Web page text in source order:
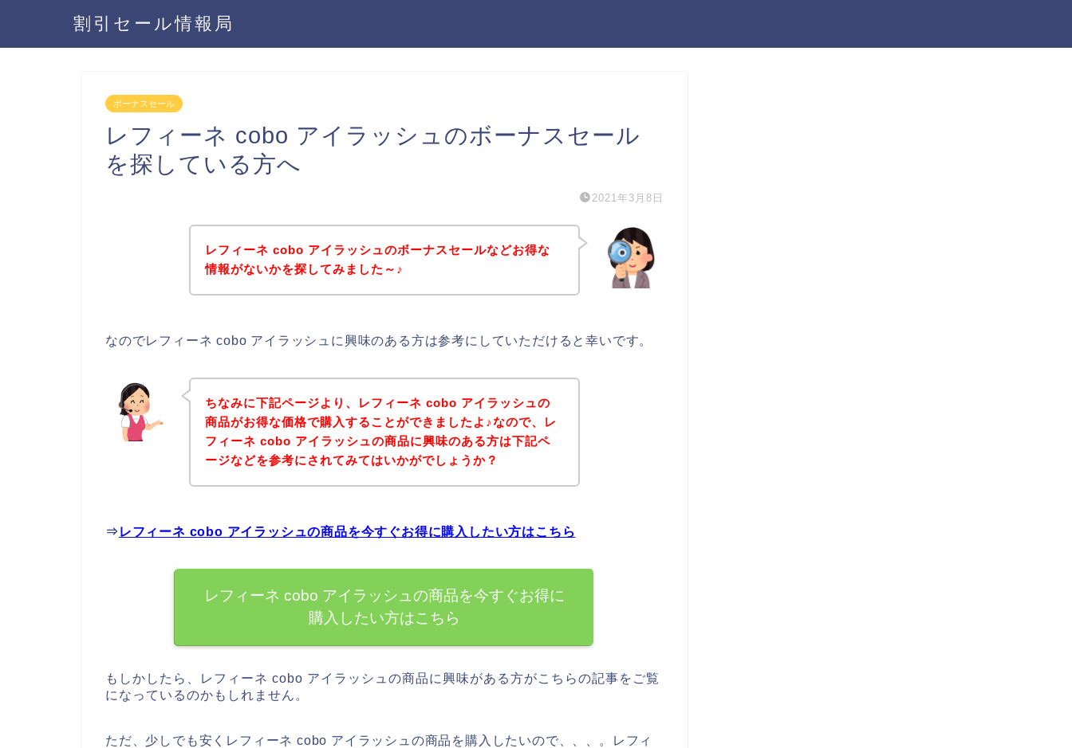
割引セール情報局
ボーナスセール
レフィーネ cobo アイラッシュのボーナスセール
を探している方へ
2021年3月8日
レフィーネ cobo アイラッシュのボーナスセールなどお得な
情報がないかを探してみました～♪
なのでレフィーネ cobo アイラッシュに興味のある方は参考にしていただけると幸いです。
ちなみに下記ページより、レフィーネ cobo アイラッシュの
商品がお得な価格で購入することができましたよ♪なので、レ
フィーネ cobo アイラッシュの商品に興味のある方は下記ペ
ージなどを参考にされてみてはいかがでしょうか？
⇒ レフィーネ cobo アイラッシュの商品を今すぐお得に購入したい方はこちら
レフィーネ cobo アイラッシュの商品を今すぐお得に
購入したい方はこちら
もしかしたら、レフィーネ cobo アイラッシュの商品に興味がある方がこちらの記事をご覧
になっているのかもしれません。
ただ、少しでも安くレフィーネ cobo アイラッシュの商品を購入したいので、、、。レフィ